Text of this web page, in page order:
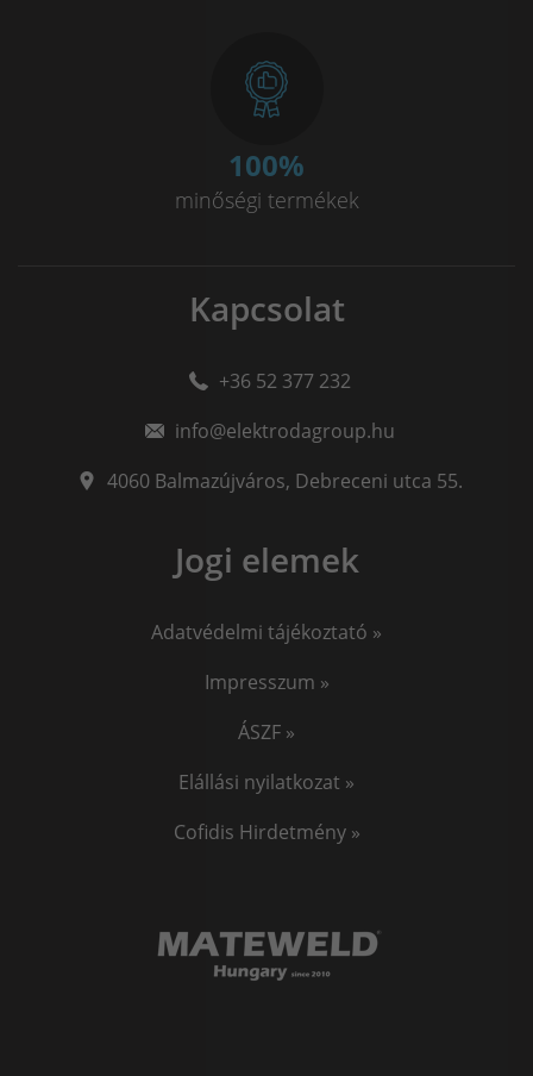
100%
minőségi termékek
Kapcsolat
+36 52 377 232
info@elektrodagroup.hu
4060 Balmazújváros, Debreceni utca 55.
Jogi elemek
Adatvédelmi tájékoztató »
Impresszum »
ÁSZF »
Elállási nyilatkozat »
Cofidis Hirdetmény »